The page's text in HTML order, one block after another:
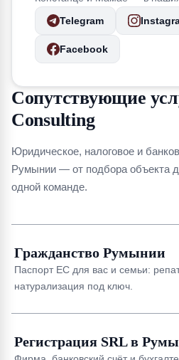
Telegram
Facebook
Сопутствующие
Consulting
Юридическое, налоговое и
Румынии — от подбора объекта
одной команде.
Гражданство Румынии
Паспорт ЕС для вас и семьи:
натурализация под ключ.
Регистрация SRL в